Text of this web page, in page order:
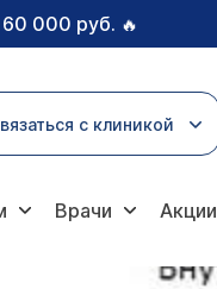
60 000 руб. 🔥
с клиникой
Врачи Акции